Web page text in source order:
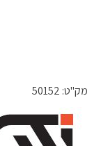
מק"ט: 50152